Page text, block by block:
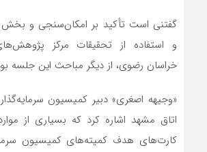
گفتنی است تأکید بر امکان‌سنجی و بخش
و استفاده از تحقیقات مرکز
خراسان رضوی، از دیگر مباحث این جلسه
«وجیهه اصغری» دبیر کمیسیون
اتاق مشهد اشاره کرد که بسیاری از
کارت‌های هدف کمیته‌های کمیسیون